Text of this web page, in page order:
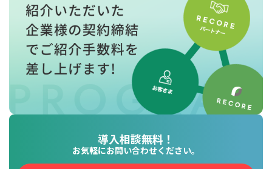
導入相談無料！
お気軽にお問い合わせください。
forRetail小売業の方向けサービス
資料ダウンロードの一覧へ
中古買取業者向けサービス
資料ダウンロードの一覧へ
forRetail小売業の方向けサービス
お問い合わせフォームへ
中古買取業者向けサービス
お問い合わせフォームへ